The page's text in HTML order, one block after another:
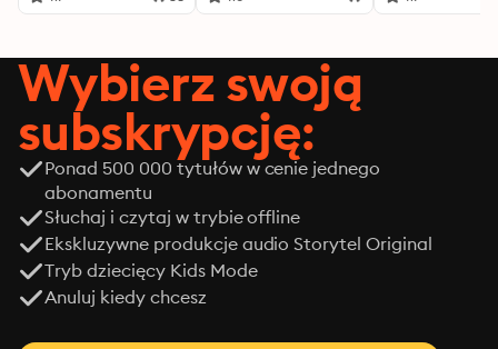
Wybierz swoją
subskrypcję:
Ponad 500 000 tytułów w cenie jednego
abonamentu
Słuchaj i czytaj w trybie offline
Ekskluzywne produkcje audio Storytel Original
Tryb dziecięcy Kids Mode
Anuluj kiedy chcesz